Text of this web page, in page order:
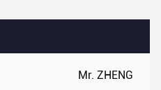
Mr. ZHENG